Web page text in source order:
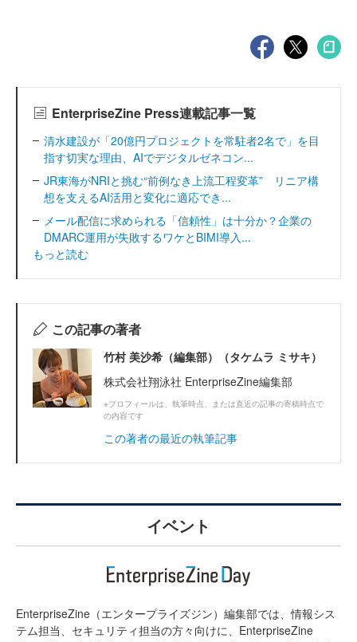
EnterpriseZine Press連載記事一覧
清水建設が「20億円プロジェクトを常駐者2名で」を目
指す切実な理由、AIでデジタルゼネコン...
JR東海がNRIと挑む“前例なき上流工程変革” リニア構
想を支えるAI活用と変化に適応でき...
メール配信に求められる「信頼性」は十分か？企業の
DMARC運用が失敗するワケとBIMI導入...
もっと読む
この記事の著者
竹村 美沙希（編集部）（タケムラ ミサキ）
株式会社翔泳社 EnterpriseZine編集部
※プロフィールは、執筆時点、または直近の記事の寄稿時点で
の内容です
この著者の最近の執筆記事
イベント
EnterpriseZine（エンタープライズジン）編集部では、情報シス
テム担当、セキュリティ担当の方々向けに、EnterpriseZine